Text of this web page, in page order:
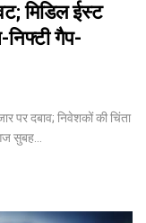
मिडिल ईस्ट
गैप-
पर दबाव; निवेशकों की चिंता
सुबह…